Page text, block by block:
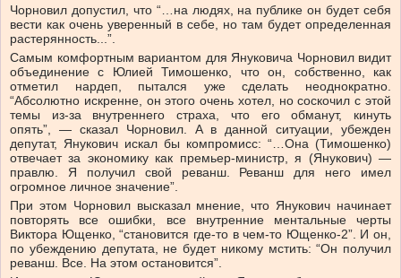
Чорновил допустил, что “…на людях, на публике он будет себя
вести как очень уверенный в себе, но там будет определенная
растерянность...”.
Самым комфортным вариантом для Януковича Чорновил видит
объединение с Юлией Тимошенко, что он, собственно, как
отметил нардеп, пытался уже сделать неоднократно.
“Абсолютно искренне, он этого очень хотел, но соскочил с этой
темы из-за внутреннего страха, что его обманут, кинуть
опять”, — сказал Чорновил. А в данной ситуации, убежден
депутат, Янукович искал бы компромисс: “…Она (Тимошенко)
отвечает за экономику как премьер-министр, я (Янукович) —
правлю. Я получил свой реванш. Реванш для него имел
огромное личное значение”.
При этом Чорновил высказал мнение, что Янукович начинает
повторять все ошибки, все внутренние ментальные черты
Виктора Ющенко, “становится где-то в чем-то Ющенко-2”. И он,
по убеждению депутата, не будет никому мстить: “Он получил
реванш. Все. На этом остановится”.